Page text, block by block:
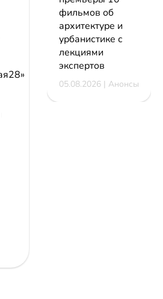
фильмов об
архитектуре и
урбанистике с
лекциями
экспертов
05.08.2026 | Анонсы